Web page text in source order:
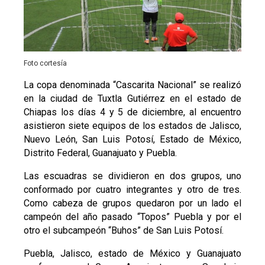
Foto cortesía
La copa denominada “Cascarita Nacional” se realizó
en la ciudad de Tuxtla Gutiérrez en el estado de
Chiapas los días 4 y 5 de diciembre, al encuentro
asistieron siete equipos de los estados de Jalisco,
Nuevo León, San Luis Potosí, Estado de México,
Distrito Federal, Guanajuato y Puebla.
Las escuadras se dividieron en dos grupos, uno
conformado por cuatro integrantes y otro de tres.
Como cabeza de grupos quedaron por un lado el
campeón del año pasado “Topos” Puebla y por el
otro el subcampeón “Buhos” de San Luis Potosí.
Puebla, Jalisco, estado de México y Guanajuato